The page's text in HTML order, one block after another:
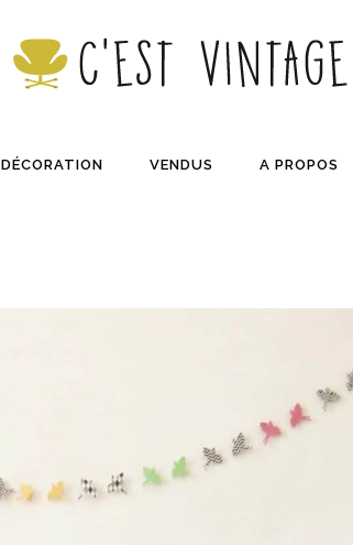
DÉCORATION VENDUS A PROPOS